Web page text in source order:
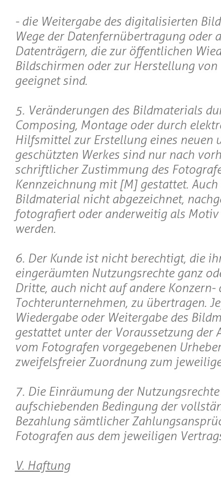
- die Weitergabe des digitalisierten
Wege der Datenfernübertragung oder
Datenträgern, die zur öffentlichen
Bildschirmen oder zur Herstellung von
geeignet sind.
5. Veränderungen des Bildmaterials
Composing, Montage oder durch
Hilfsmittel zur Erstellung eines neuen
geschützten Werkes sind nur nach
schriftlicher Zustimmung des
Kennzeichnung mit [M] gestattet. Auch
Bildmaterial nicht abgezeichnet,
fotografiert oder anderweitig als
werden.
6. Der Kunde ist nicht berechtigt, die
eingeräumten Nutzungsrechte ganz
Dritte, auch nicht auf andere Konzern-
Tochterunternehmen, zu übertragen.
Wiedergabe oder Weitergabe des
gestattet unter der Voraussetzung der
vom Fotografen vorgegebenen
zweifelsfreier Zuordnung zum
7. Die Einräumung der
aufschiebenden Bedingung der
Bezahlung sämtlicher
Fotografen aus dem jeweiligen
V. Haftung